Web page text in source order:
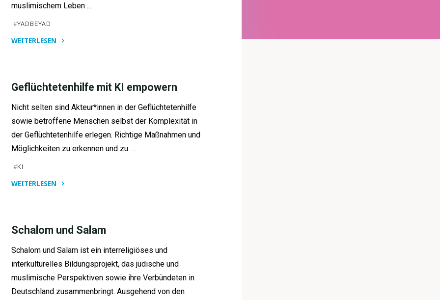
muslimischem Leben …
#YADBEYAD
WEITERLESEN
Geflüchtetenhilfe mit KI empowern
Nicht selten sind Akteur*innen in der Geflüchtetenhilfe
sowie betroffene Menschen selbst der Komplexität in
der Geflüchtetenhilfe erlegen. Richtige Maßnahmen und
Möglichkeiten zu erkennen und zu …
#KI
WEITERLESEN
empowern"
Schalom und Salam
Schalom und Salam ist ein interreligiöses und
interkulturelles Bildungsprojekt, das jüdische und
muslimische Perspektiven sowie ihre Verbündeten in
Deutschland zusammenbringt. Ausgehend von den